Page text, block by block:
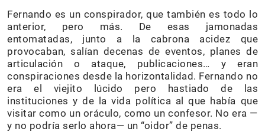
Fernando es un conspirador, que también es todo lo
anterior, pero más. De esas jamonadas
entomatadas, junto a la cabrona acidez que
provocaban, salían decenas de eventos, planes de
articulación o ataque, publicaciones… y eran
conspiraciones desde la horizontalidad. Fernando no
era el viejito lúcido pero hastiado de las
instituciones y de la vida política al que había que
visitar como un oráculo, como un confesor. No era —
y no podría serlo ahora— un “oidor” de penas.